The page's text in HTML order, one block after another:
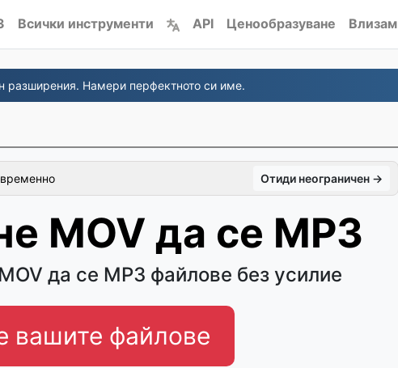
Всички инструменти API Ценообразуване Влизам
Намери перфектното си име.
Отиди неограничен →
MOV да се MP3
да се MP3 файлове без усилие
вашите файлове